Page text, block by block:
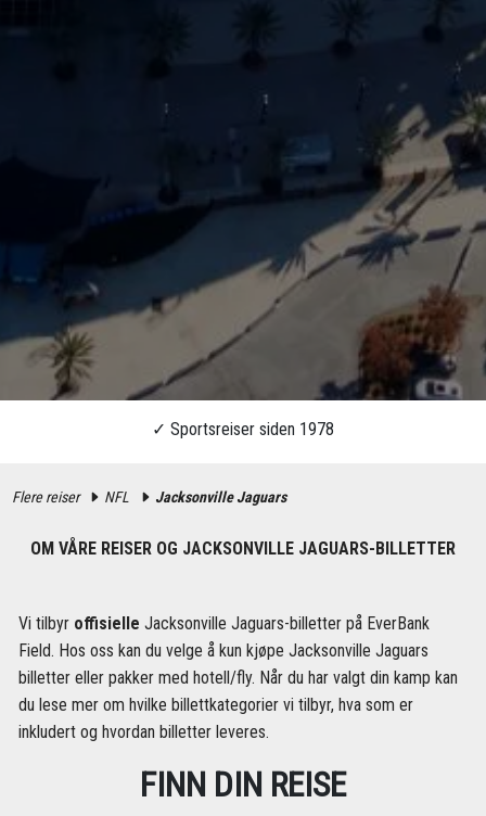
Flere reiser NFL Jacksonville Jaguars
OM VÅRE REISER OG JACKSONVILLE JAGUARS-BILLETTER
Vi tilbyr offisielle Jacksonville Jaguars-billetter på EverBank
Field. Hos oss kan du velge å kun kjøpe Jacksonville Jaguars
billetter eller pakker med hotell/fly. Når du har valgt din kamp kan
du lese mer om hvilke billettkategorier vi tilbyr, hva som er
inkludert og hvordan billetter leveres.